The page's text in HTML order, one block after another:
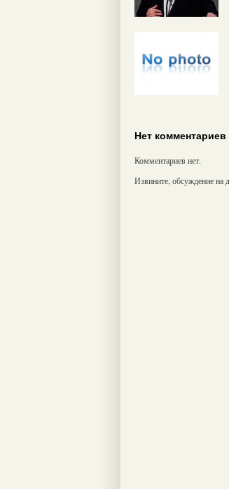
Нет комментариев
Комментариев нет.
Извините, обсуждение на